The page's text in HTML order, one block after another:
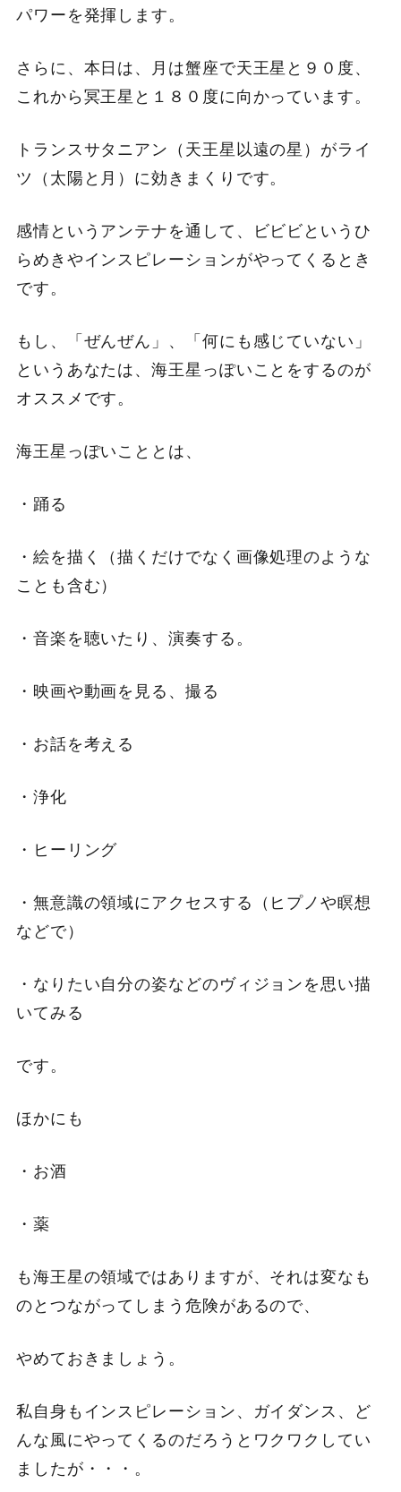
パワーを発揮します。
さらに、本日は、月は蟹座で天王星と９０度、
これから冥王星と１８０度に向かっています。
トランスサタニアン（天王星以遠の星）がライ
ツ（太陽と月）に効きまくりです。
感情というアンテナを通して、ビビビというひ
らめきやインスピレーションがやってくるとき
です。
もし、「ぜんぜん」、「何にも感じていない」
というあなたは、海王星っぽいことをするのが
オススメです。
海王星っぽいこととは、
・踊る
・絵を描く（描くだけでなく画像処理のような
ことも含む）
・音楽を聴いたり、演奏する。
・映画や動画を見る、撮る
・お話を考える
・浄化
・ヒーリング
・無意識の領域にアクセスする（ヒプノや瞑想
などで）
・なりたい自分の姿などのヴィジョンを思い描
いてみる
です。
ほかにも
・お酒
・薬
も海王星の領域ではありますが、それは変なも
のとつながってしまう危険があるので、
やめておきましょう。
私自身もインスピレーション、ガイダンス、ど
んな風にやってくるのだろうとワクワクしてい
ましたが・・・。